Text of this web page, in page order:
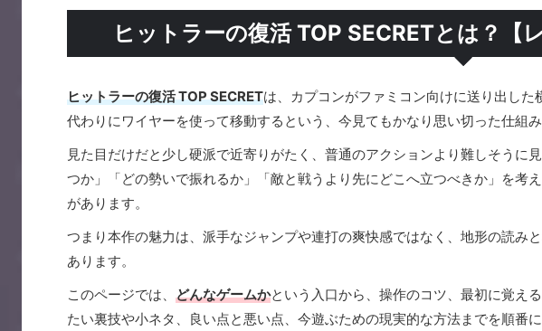
ヒットラーの復活 TOP SECRETとは？【
ヒットラーの復活 TOP SECRETは、カプコンがファミコン向けに送り出し
代わりにワイヤーを使って移動するという、今見てもかなり思い切った仕組み
見た目だけだと少し硬派で近寄りがたく、普通のアクションより難しそうに
つか」「どの勢いで振れるか」「敵と戦うより先にどこへ立つべきか」を考
があります。
つまり本作の魅力は、派手なジャンプや連打の爽快感ではなく、地形の読み
あります。
このページでは、 どんなゲームかという入口から、操作のコツ、最初に覚え
たい裏技や小ネタ、良い点と悪い点、今遊ぶための現実的な方法までを順番に